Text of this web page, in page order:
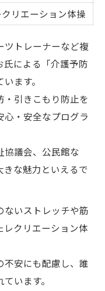
クリエーション体操
ツトレーナーなど複
による「介護予防
ます。
・引きこもり防止を
心・安全なプログラ
協議会、公民館な
きな魅力といえるで
ないストレッチや筋
レクリエーション体
安にも配慮し、誰
います。